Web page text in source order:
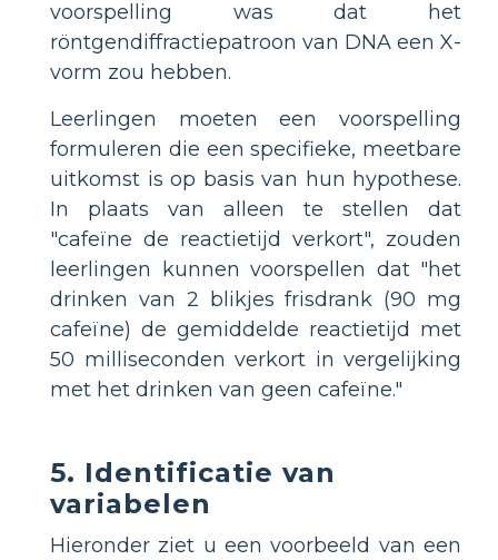
voorspelling was dat het
röntgendiffractiepatroon van DNA een X-
vorm zou hebben.
Leerlingen moeten een voorspelling
formuleren die een specifieke, meetbare
uitkomst is op basis van hun hypothese.
In plaats van alleen te stellen dat
"cafeïne de reactietijd verkort", zouden
leerlingen kunnen voorspellen dat "het
drinken van 2 blikjes frisdrank (90 mg
cafeïne) de gemiddelde reactietijd met
50 milliseconden verkort in vergelijking
met het drinken van geen cafeïne."
5. Identificatie van
variabelen
Hieronder ziet u een voorbeeld van een